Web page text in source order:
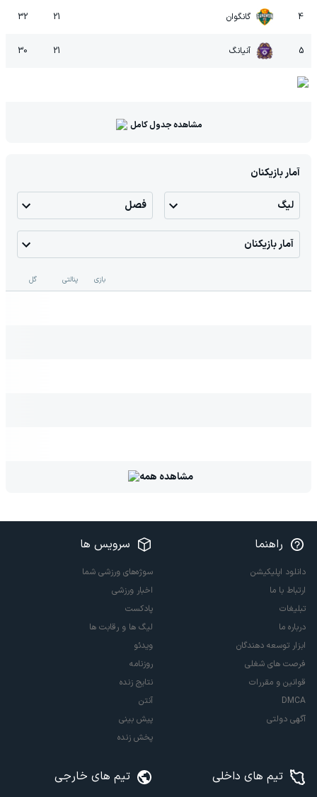
4 گانگوان 21
32
5 آنیانگ 21
30
مشاهده جدول کامل
آمار بازیکنان
لیگ فصل
آمار بازیکنان
بازی پنالتی گل
مشاهده همه
راهنما
دانلود اپلیکیشن
ارتباط با ما
تبلیغات
درباره ما
ابزار توسعه دهندگان
فرصت های شغلی
قوانین و مقررات
DMCA
آگهی دولتی
سرویس ها
سوژه‌های ورزشی شما
اخبار ورزشی
پادکست
لیگ ها و رقابت ها
ویدئو
روزنامه
نتایج زنده
آنتن
پیش بینی
پخش زنده
تیم های داخلی تیم های خارجی